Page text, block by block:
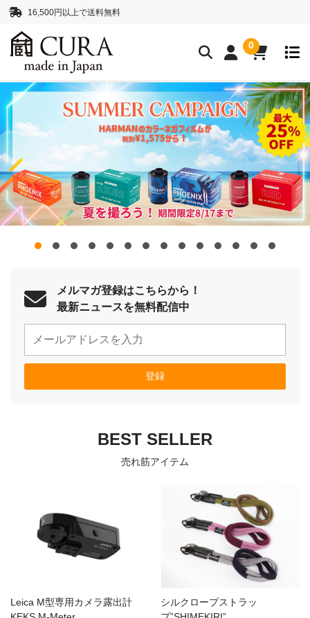
16,500円以上で送料無料
0
クリーニングアイテム
クリーニングセット クリーニングペーパー
ボディークリーナー液
抗菌・消臭・防カビスプレー
カメラストラップ
ネックストラップ ハンドストラップ
プ”SHIMEKIRI”
カメラバッグ
ボディブラシ
蔵CURAセレクション
カメラフィルムケース
カメラ露出計
ソフトレリーズ「小丸」 フィルムカメラ
アウトレット
メルマガ登録はこちらから！
最新ニュースを無料配信中
BEST SELLER
売れ筋アイテム
Leica M型専用カメラ露出計
シルクロープストラッ